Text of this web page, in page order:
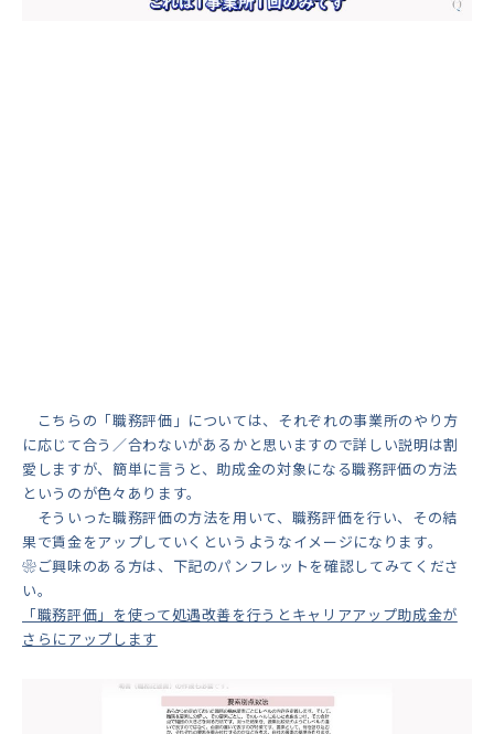
こちらの「職務評価」については、それぞれの事業所のやり方
に応じて合う／合わないがあるかと思いますので詳しい説明は割
愛しますが、簡単に言うと、助成金の対象になる職務評価の方法
というのが色々あります。
そういった職務評価の方法を用いて、職務評価を行い、その結
果で賃金をアップしていくというようなイメージになります。
❀ご興味のある方は、下記のパンフレットを確認してみてくださ
い。
「職務評価」を使って処遇改善を行うとキャリアアップ助成金が
さらにアップします